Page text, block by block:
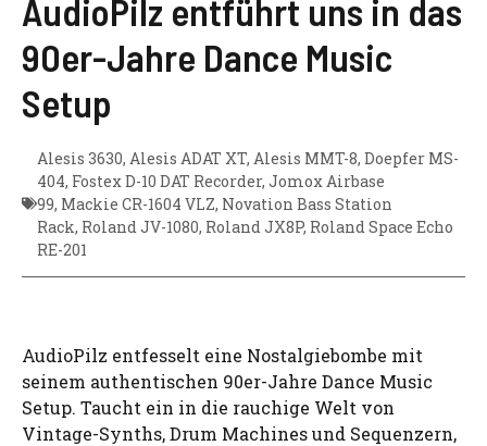
AudioPilz entführt uns in das
90er-Jahre Dance Music
Setup
Alesis 3630, Alesis ADAT XT, Alesis MMT-8, Doepfer MS-
404, Fostex D-10 DAT Recorder, Jomox Airbase
99, Mackie CR-1604 VLZ, Novation Bass Station
Rack, Roland JV-1080, Roland JX8P, Roland Space Echo
RE-201
AudioPilz entfesselt eine Nostalgiebombe mit
seinem authentischen 90er-Jahre Dance Music
Setup. Taucht ein in die rauchige Welt von
Vintage-Synths, Drum Machines und Sequenzern,